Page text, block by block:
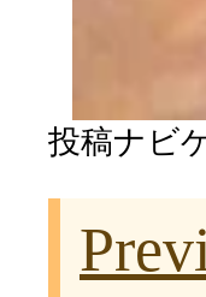
投稿ナビ